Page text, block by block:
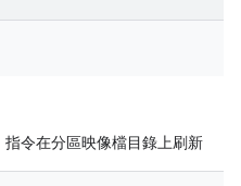
令在分區映像檔目錄上刷新